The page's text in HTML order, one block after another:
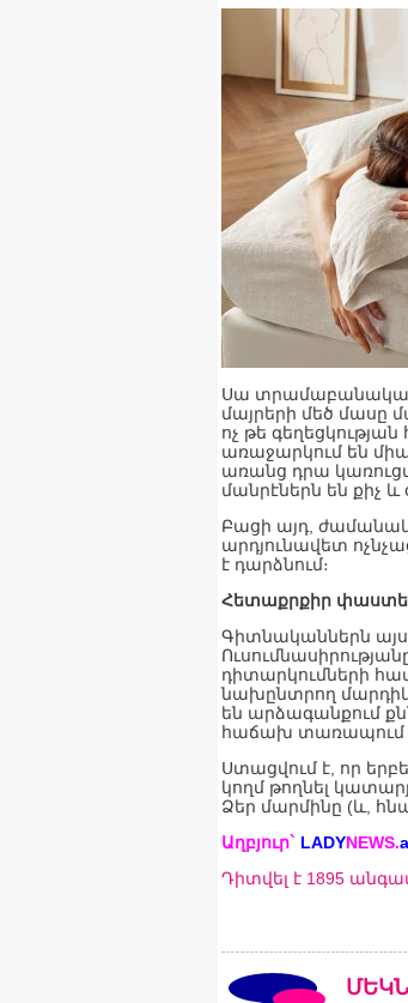
Սա տրամաբանական
մայրերի մեծ մասը
ոչ թե
առաջարկում են
առանց դրա
մանրէներն են քիչ և
Բացի այդ,
արդյունավետ
է դարձնում։
Հետաքրքիր
Գիտնականներն
դիտարկումների
նախընտրող մարդիկ
են արձագանքում
հաճախ տառապում
Ստացվում է, որ
կողմ թողնել
Ձեր մարմինը (և,
Աղբյուր` LADYNEWS.a
Դիտվել է 1895